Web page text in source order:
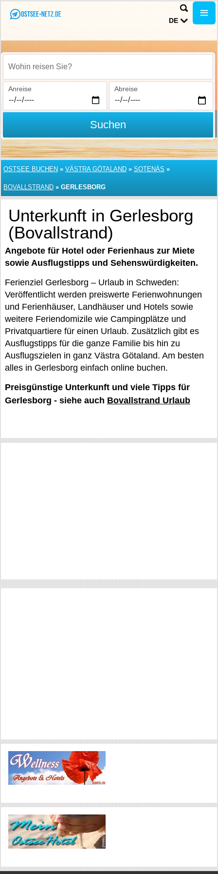
DE
Wohin reisen Sie?
Anreise Abreise
Suchen
OSTSEE BUCHEN » VÄSTRA GÖTALAND » SOTENÄS »
BOVALLSTRAND » GERLESBORG
Unterkunft in Gerlesborg
(Bovallstrand)
Angebote für Hotel oder Ferienhaus zur Miete
sowie Ausflugstipps und Sehenswürdigkeiten.
Ferienziel Gerlesborg – Urlaub in Schweden:
Veröffentlicht werden preiswerte Ferienwohnungen
und Ferienhäuser, Landhäuser und Hotels sowie
weitere Feriendomizile wie Campingplätze und
Privatquartiere für einen Urlaub. Zusätzlich gibt es
Ausflugstipps für die ganze Familie bis hin zu
Ausflugszielen in ganz Västra Götaland. Am besten
alles in Gerlesborg einfach online buchen.
Preisgünstige Unterkunft und viele Tipps für
Gerlesborg - siehe auch Bovallstrand Urlaub